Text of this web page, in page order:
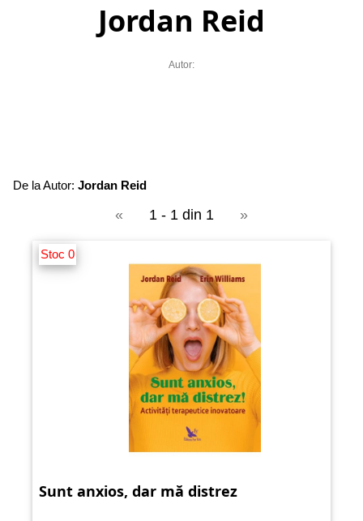
Jordan Reid
Autor:
De la Autor: Jordan Reid
« 1 - 1 din 1 »
Stoc 0
Sunt anxios, dar mă distrez